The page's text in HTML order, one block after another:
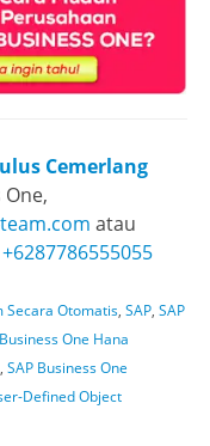
Cemerlang
atau
+6287786555055
Secara Otomatis, SAP, SAP
One Hana
, SAP Business One
Defined Object